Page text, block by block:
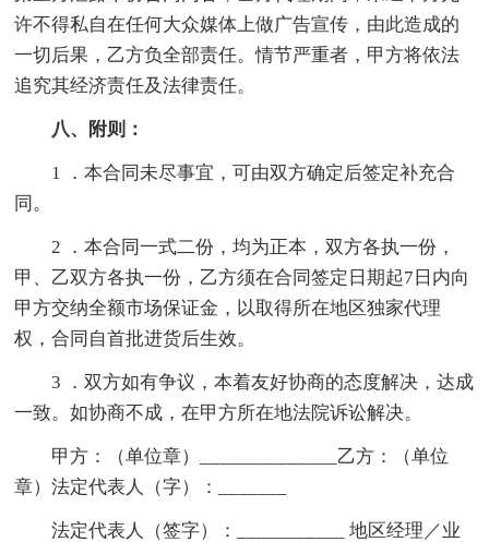
许不得私自在任何大众媒体上做广告宣传，由此造成的
一切后果，乙方负全部责任。情节严重者，甲方将依法
追究其经济责任及法律责任。
八、附则：
1 ．本合同未尽事宜，可由双方确定后签定补充合
同。
2 ．本合同一式二份，均为正本，双方各执一份，
甲、乙双方各执一份，乙方须在合同签定日期起7日内向
甲方交纳全额市场保证金，以取得所在地区独家代理
权，合同自首批进货后生效。
3 ．双方如有争议，本着友好协商的态度解决，达成
一致。如协商不成，在甲方所在地法院诉讼解决。
甲方：（单位章）______________乙方：（单位
章）法定代表人（字）：_______
法定代表人（签字）：___________ 地区经理／业